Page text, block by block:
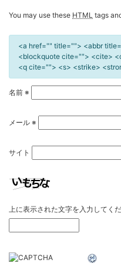
You may use these HTML tags
<a href="" title=""> <abbr
<blockquote cite=""> <cite>
<q cite=""> <s> <strike>
名前 ※
メール ※
サイト
上に表示された文字を入力してくだ